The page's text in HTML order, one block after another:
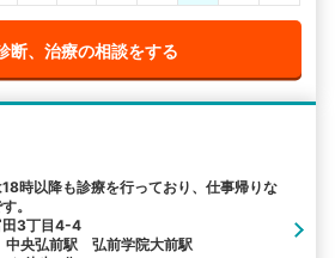
断、治療の相談をする
時以降も診療を行っており、仕事帰りな
。
田3丁目4-4
央弘前駅 弘前学院大前駅